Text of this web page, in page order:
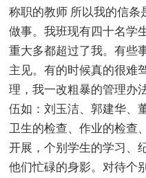
称职的教师 所以我的信
做事。我班现有四十名学
重大多都超过了我。有些
主见。有的时候真的很难
理，我一改粗暴的管理办
伍如：刘玉洁、郭建华、
卫生的检查、作业的检查
开展，个别学生的学习、
他们忙碌的身影。对待个